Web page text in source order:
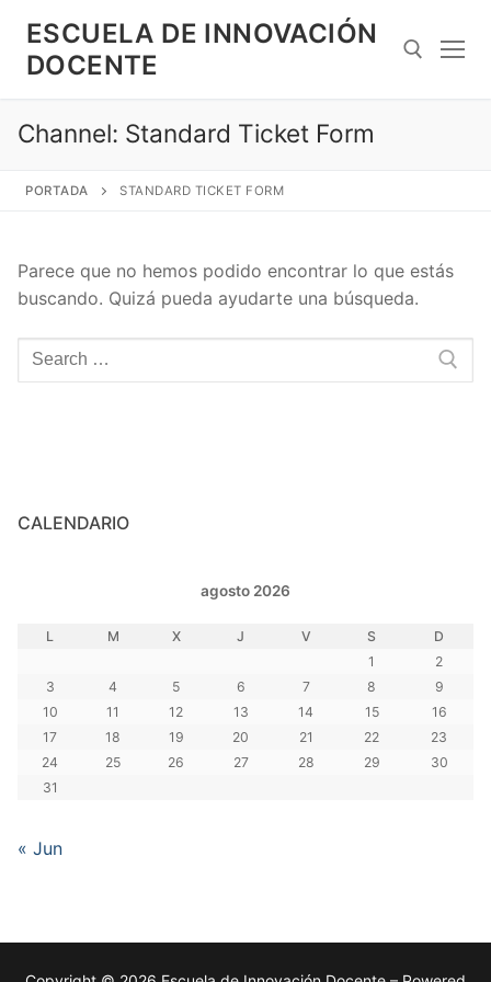
contenido
ESCUELA DE INNOVACIÓN
DOCENTE
Search for:
Channel: Standard Ticket Form
PORTADA STANDARD TICKET FORM
Parece que no hemos podido encontrar lo que estás
buscando. Quizá pueda ayudarte una búsqueda.
Search
for:
CALENDARIO
agosto 2026
L M X J V S
D
1
2
3
4 5 6 7 8
9
10
11 12 13 14 15
16
17
18 19 20 21 22
23
24
25 26 27 28 29
30
31
« Jun